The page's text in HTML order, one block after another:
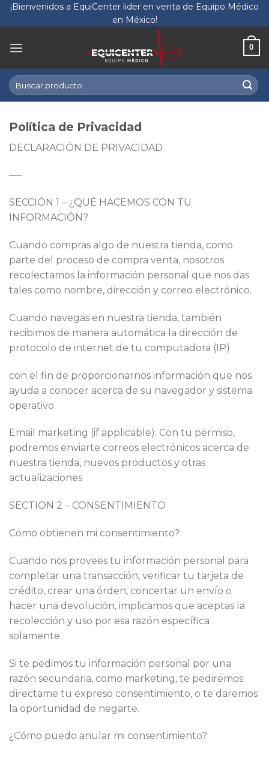
Skip¡Bienvenidos a EquiCenter lider en venta de Equipo Médico
en México!
0
Buscar
por:
Política de Privacidad
DECLARACIÓN DE PRIVACIDAD
—-
SECCIÓN 1 – ¿QUÉ HACEMOS CON TU
INFORMACIÓN?
Cuando compras algo de nuestra tienda, como
parte del proceso de compra venta, nosotros
recolectamos la información personal que nos das
tales como nombre, dirección y correo electrónico.
Cuando navegas en nuestra tienda, también
recibimos de manera automática la dirección de
protocolo de internet de tu computadora (IP)
con el fin de proporcionarnos información que nos
ayuda a conocer acerca de su navegador y sistema
operativo.
Email marketing (if applicable): Con tu permiso,
podremos enviarte correos electrónicos acerca de
nuestra tienda, nuevos productos y otras
actualizaciones
SECTION 2 – CONSENTIMIENTO
Cómo obtienen mi consentimiento?
Cuando nos provees tu información personal para
completar una transacción, verificar tu tarjeta de
crédito, crear una órden, concertar un envío o
hacer una devolución, implicamos que aceptas la
recolección y uso por esa razón específica
solamente.
Si te pedimos tu información personal por una
razón secundaria, como marketing, te pediremos
directame tu expreso consentimiento, o te daremos
la oportunidad de negarte.
¿Cómo puedo anular mi consentimiento?